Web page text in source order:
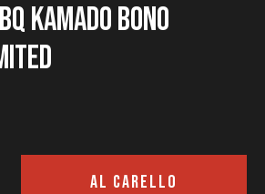
Kamado Bono
AL CARELLO